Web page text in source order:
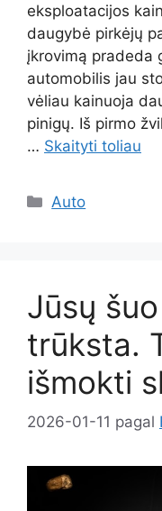
eksploatacijos
daugybė pirkėjų
įkrovimą pradeda
automobilis jau
vėliau kainuoja
pinigų. Iš pirmo
… Skaityti toliau
Kategorijos
Auto
Jūsų
trūksta.
išmokti
2026-01-11 pagal